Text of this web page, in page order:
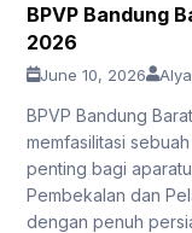
BPVP Bandung
2026
June 10, 2026 Alya
BPVP Bandung
memfasilitasi
penting bagi
Pembekalan dan
dengan penuh